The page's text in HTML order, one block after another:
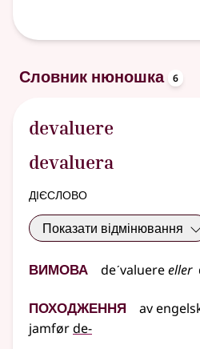
Словник нюношка 6
devaluere
devaluera
дієслово
Показати відмінювання
Вимова deˊvaluereeller
Походження av
jamførde-